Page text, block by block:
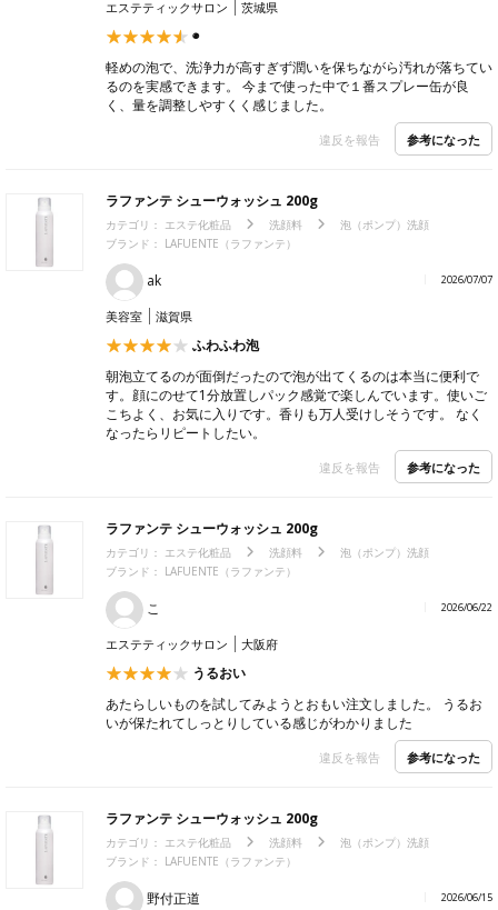
エステティックサロン 茨城県
◉
軽めの泡で、洗浄力が高すぎず潤いを保ちながら汚れが落ちてい
るのを実感できます。 今まで使った中で１番スプレー缶が良
く、量を調整しやすくく感じました。
違反を報告 参考になった
ラファンテ シューウォッシュ 200g
カテゴリ： エステ化粧品 洗顔料
泡（ポンプ）洗顔
ブランド： LAFUENTE（ラファンテ）
ak 2026/07/07
美容室 滋賀県
ふわふわ泡
朝泡立てるのが面倒だったので泡が出てくるのは本当に便利で
す。顔にのせて1分放置しパック感覚で楽しんでいます。使いご
こちよく、お気に入りです。香りも万人受けしそうです。 なく
なったらリピートしたい。
違反を報告 参考になった
ラファンテ シューウォッシュ 200g
カテゴリ： エステ化粧品 洗顔料
泡（ポンプ）洗顔
ブランド： LAFUENTE（ラファンテ）
こ 2026/06/22
エステティックサロン 大阪府
うるおい
あたらしいものを試してみようとおもい注文しました。 うるお
いが保たれてしっとりしている感じがわかりました
違反を報告 参考になった
ラファンテ シューウォッシュ 200g
カテゴリ： エステ化粧品 洗顔料
泡（ポンプ）洗顔
ブランド： LAFUENTE（ラファンテ）
野付正道 2026/06/15